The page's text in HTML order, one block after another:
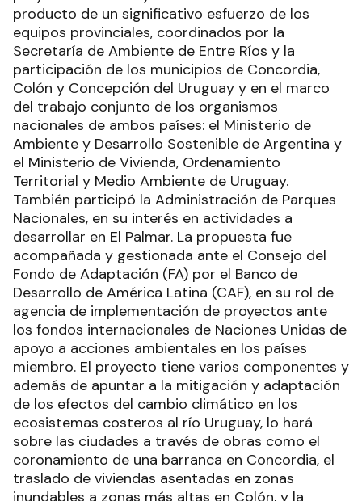
producto de un significativo esfuerzo de los
equipos provinciales, coordinados por la
Secretaría de Ambiente de Entre Ríos y la
participación de los municipios de Concordia,
Colón y Concepción del Uruguay y en el marco
del trabajo conjunto de los organismos
nacionales de ambos países: el Ministerio de
Ambiente y Desarrollo Sostenible de Argentina y
el Ministerio de Vivienda, Ordenamiento
Territorial y Medio Ambiente de Uruguay.
También participó la Administración de Parques
Nacionales, en su interés en actividades a
desarrollar en El Palmar. La propuesta fue
acompañada y gestionada ante el Consejo del
Fondo de Adaptación (FA) por el Banco de
Desarrollo de América Latina (CAF), en su rol de
agencia de implementación de proyectos ante
los fondos internacionales de Naciones Unidas de
apoyo a acciones ambientales en los países
miembro. El proyecto tiene varios componentes y
además de apuntar a la mitigación y adaptación
de los efectos del cambio climático en los
ecosistemas costeros al río Uruguay, lo hará
sobre las ciudades a través de obras como el
coronamiento de una barranca en Concordia, el
traslado de viviendas asentadas en zonas
inundables a zonas más altas en Colón, y la